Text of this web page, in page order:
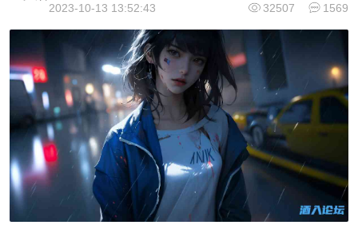
32507
1569
2023-10-13 13:52:43